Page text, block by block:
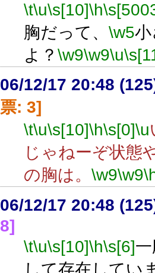
\t\u\s[10]\h
胸だって、 \w5
よ？ \w9\w9\u
06/12/17 20:48
票: 3]
\t\u\s[10]\h\s[0]\u
じゃねーぞ状態
の胸は。 \w9\w9
06/12/17 20:48
8]
\t\u\s[10]\h\s[6]
して存在してい